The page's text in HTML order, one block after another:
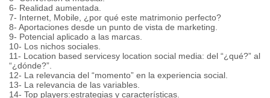
6- Realidad aumentada.
7- Internet, Mobile, ¿por qué este matrimonio perfecto?
8- Aportaciones desde un punto de vista de marketing.
9- Potencial aplicado a las marcas.
10- Los nichos sociales.
11- Location based servicesy location social media: del “¿qué?” al
“¿dónde?”.
12- La relevancia del “momento” en la experiencia social.
13- La relevancia de las variables.
14- Top players:estrategias y características.